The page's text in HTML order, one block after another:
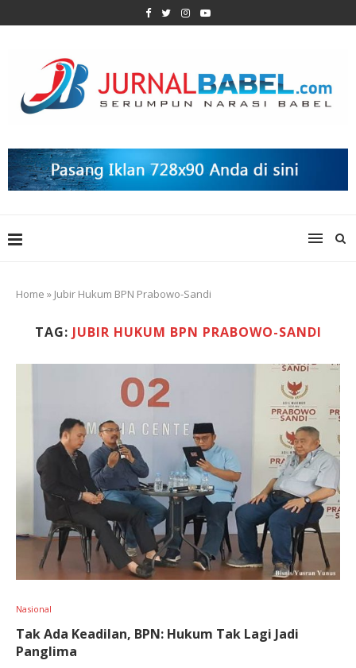
Home » Jubir Hukum BPN Prabowo-Sandi
TAG: JUBIR HUKUM BPN PRABOWO-SANDI
Nasional
Tak Ada Keadilan, BPN: Hukum Tak Lagi Jadi
Panglima